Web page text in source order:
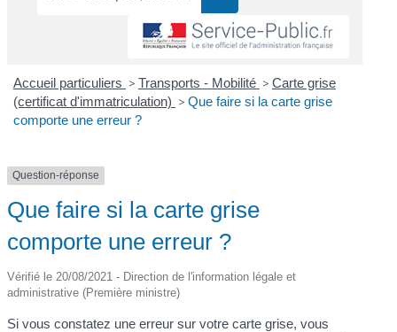
Accueil particuliers > Transports - Mobilité > Carte grise
(certificat d'immatriculation) > Que faire si la carte grise
comporte une erreur ?
Question-réponse
Que faire si la carte grise
comporte une erreur ?
Vérifié le 20/08/2021 - Direction de l'information légale et
administrative (Première ministre)
Si vous constatez une erreur sur votre carte grise, vous